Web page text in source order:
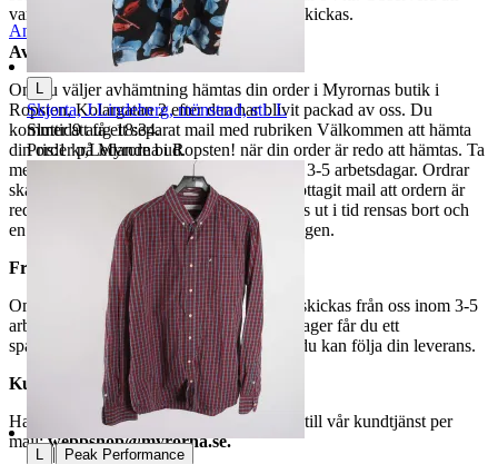
varor märkta endast avhämtning inte kan skickas.
Avhämtning
Om du väljer avhämtning hämtas din order i Myrornas butik i
Ropsten, Kolargatan 2 efter den har blivit packad av oss. Du
kommer att få ett separat mail med rubriken Välkommen att hämta
din order på Myrorna i Ropsten! när din order är redo att hämtas. Ta
med legitimation. Hanteringstiden är cirka 3-5 arbetsdagar. Ordrar
ska hämtas senast 7 dagar efter att man mottagit mail att ordern är
redo för avhämtning. Ordrar som ej hämtas ut i tid rensas bort och
en avgift på 84 kr dras av från återbetalningen.
Frakt
Om du har valt frakt kommer din vara att skickas från oss inom 3-5
arbetsdagar. När din vara har lämnat vårt lager får du ett
spårningsnummer av DSV inom kort där du kan följa din leverans.
Kundservice
Har du frågor eller funderingar hör av dig till vår kundtjänst per
mail:webbshop@myrorna.se.
Anmäl Sälj liknande
Skjorta, J.Lindeberg, mönstrad, stl. L
Sluttid9 aug 18:34.
Pris:1 kr,Ledande bud.
| Peak Performance